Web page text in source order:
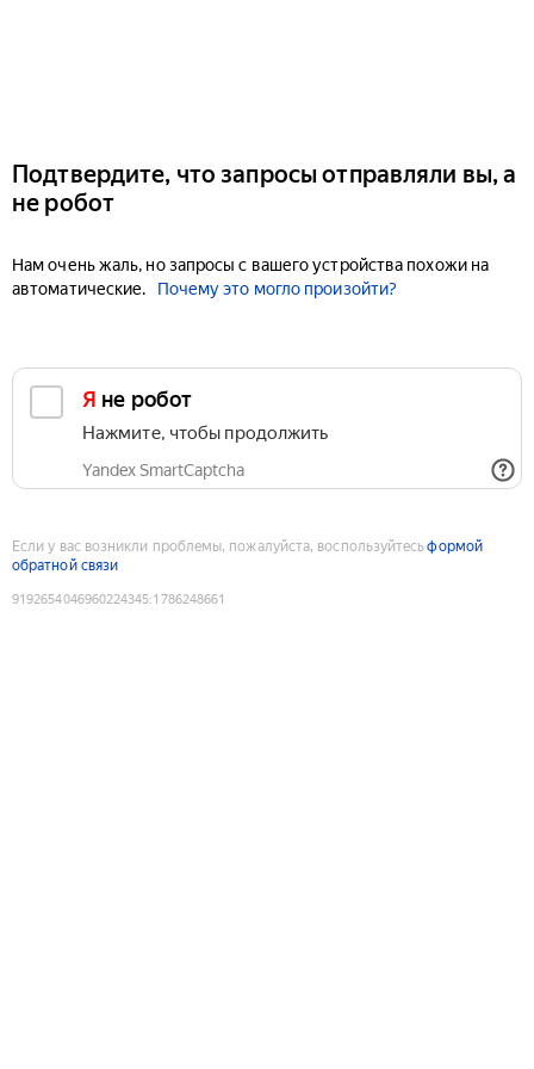
Подтвердите, что запросы отправляли вы, а
не робот
Нам очень жаль, но запросы с вашего устройства похожи на
автоматические.
Почему это могло произойти?
Я не робот
Нажмите, чтобы продолжить
Yandex SmartCaptcha
Если у вас возникли проблемы, пожалуйста, воспользуйтесьформой
обратной связи
9192654046960224345:1786248661